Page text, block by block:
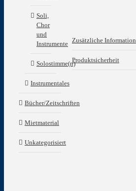
Zusätzliche Information
Produktsicherheit
Soli,
Chor
und
Instrumente
Solostimme(n)
Instrumentales
Bücher/Zeitschriften
Mietmaterial
Unkategorisiert